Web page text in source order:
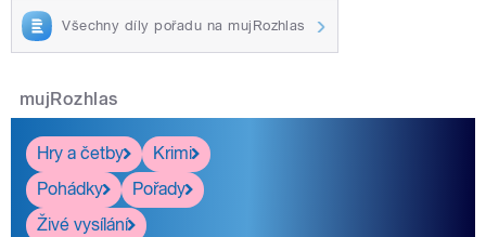
pause
Všechny díly pořadu na mujRozhlas
mujRozhlas
Hry a četby
Krimi
Pohádky
Pořady
Živé vysílání